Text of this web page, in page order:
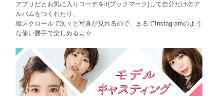
アプリだとお気に入りコーデをit(ブックマーク)して自分だけのア
ルバムをつくれたり、
縦スクロールで次々と写真が見れるので、まるでInstagramのよう
な使い勝手で楽しめるよ☆